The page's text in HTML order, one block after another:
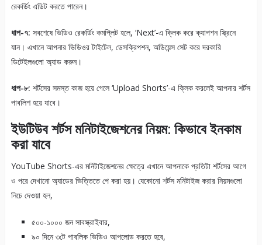
রেকর্ডিং এডিট করতে পারেন।
ধাপ-৭: সবশেষে ভিডিও রেকর্ডিং কমপ্লিট হলে, ‘Next’-এ ক্লিক করে ক্যাপশন স্ক্রিনে
যান। এখানে আপনার ভিডিওর টাইটেল, ডেসক্রিপশন, অডিয়েন্স সেট করে দরকারি
ডিটেইলগুলো অ্যাড করুন।
ধাপ-৮: শর্টসের সমস্ত কাজ হয়ে গেলে ‘Upload Shorts’-এ ক্লিক করলেই আপনার শর্টস
পাবলিশ হয়ে যাবে।
ইউটিউব শর্টস মনিটাইজেশনের নিয়ম: কিভাবে ইনকাম
করা যাবে
YouTube Shorts-এর মনিটাইজেশনের ক্ষেত্রে এখানে আপনাকে প্রতিটা শর্টসের আগে
ও পরে দেখানো অ্যাডের ভিত্তিতে পে করা হয়। যেকোনো শর্টস মনিটাইজ করার নিয়মগুলো
নিচে দেওয়া হল,
৫০০-১০০০ জন সাবস্ক্রাইবার,
৯০ দিনে ৩টে পাবলিক ভিডিও আপলোড করতে হবে,